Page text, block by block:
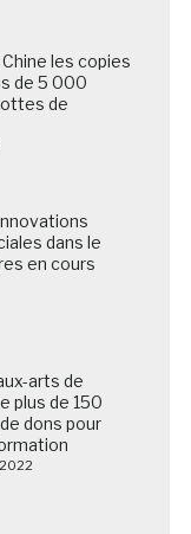
les copies
de 5 000
de
dans le
en cours
arts de
plus de 150
dons pour